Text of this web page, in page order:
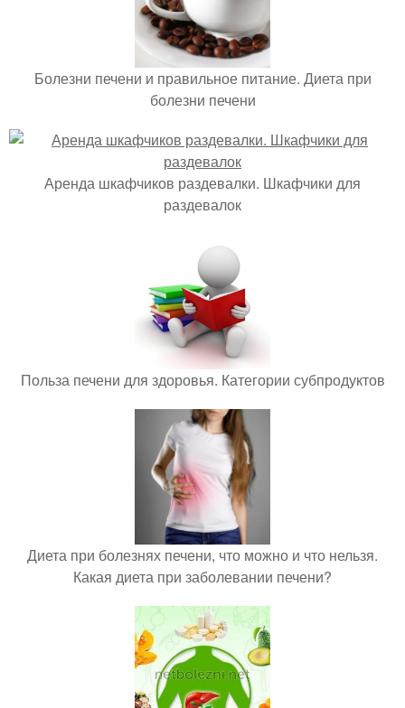
Болезни печени и правильное питание. Диета при
болезни печени
Аренда шкафчиков раздевалки. Шкафчики для
раздевалок
Польза печени для здоровья. Категории субпродуктов
Диета при болезнях печени, что можно и что нельзя.
Какая диета при заболевании печени?